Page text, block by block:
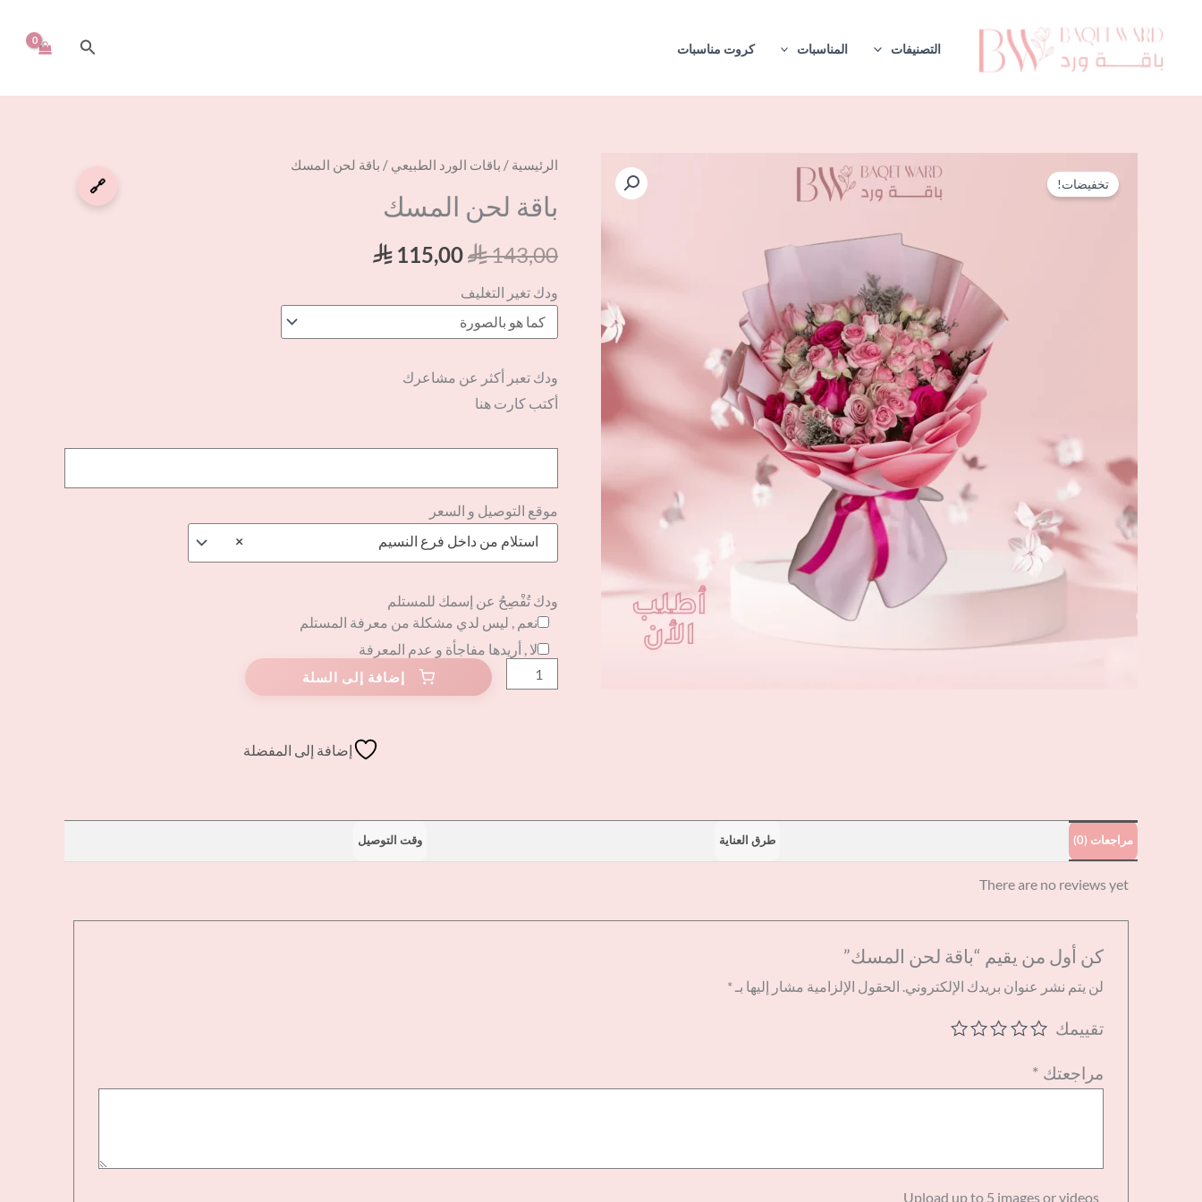
المحتوى
التصنيفات المناسبات كروت مناسبات البحث
تخفيضات! 🔗
الرئيسية / باقات الورد الطبيعي / باقة لحن المسك
باقة لحن المسك
⃁143,00
السعر
هو:
⃁115,00
السعر
ودك تغير التغليف
ودك تعبر أكثر عن مشاعرك
أكتب كارت هنا
موقع التوصيل و السعر
×
استلام من داخل فرع النسيم
ودك تُفْصِحُ عن إسمك للمستلم
نعم , ليس لدي مشكلة من معرفة المستلم
لا , أريدها مفاجأة و عدم المعرفة
كمية
لحن
إضافة إلى المفضلة
مراجعات (0) طرق العناية وقت التوصيل
There are no reviews yet
كن أول من يقيم “باقة لحن المسك”
لن يتم نشر عنوان بريدك الإلكتروني. الحقول الإلزامية مشار إليها بـ *
تقييمك
مراجعتك *
Upload up to 5 images or videos